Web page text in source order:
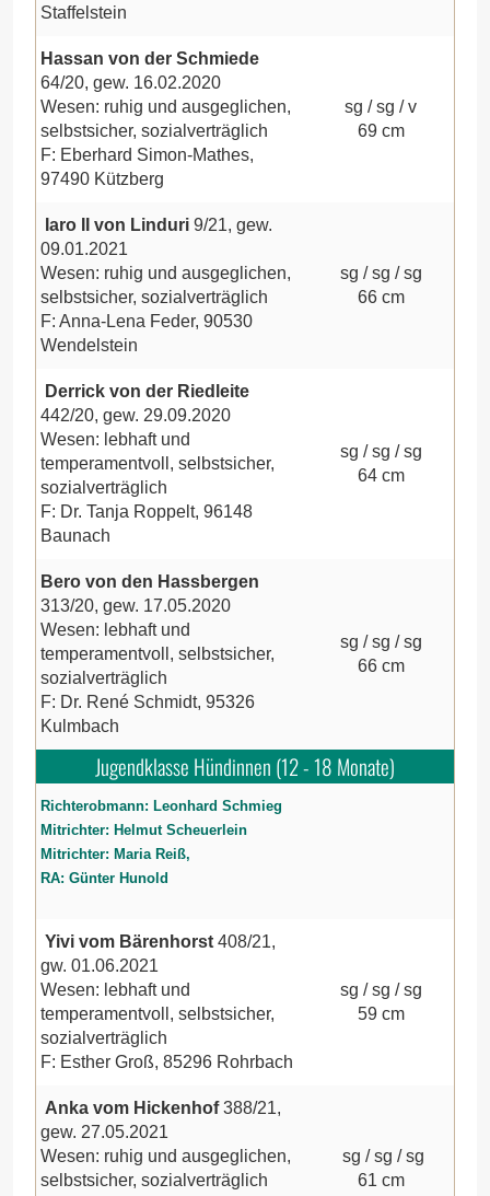
Staffelstein
Hassan von der Schmiede
64/20, gew. 16.02.2020
Wesen: ruhig und ausgeglichen,
selbstsicher, sozialverträglich
F: Eberhard Simon-Mathes,
97490 Kützberg
sg / sg / v
69 cm
Iaro II von Linduri 9/21, gew.
09.01.2021
Wesen: ruhig und ausgeglichen,
selbstsicher, sozialverträglich
F: Anna-Lena Feder, 90530
Wendelstein
sg / sg / sg
66 cm
Derrick von der Riedleite
442/20, gew. 29.09.2020
Wesen: lebhaft und
temperamentvoll, selbstsicher,
sozialverträglich
F: Dr. Tanja Roppelt, 96148
Baunach
sg / sg / sg
64 cm
Bero von den Hassbergen
313/20, gew. 17.05.2020
Wesen: lebhaft und
temperamentvoll, selbstsicher,
sozialverträglich
F: Dr. René Schmidt, 95326
Kulmbach
sg / sg / sg
66 cm
Jugendklasse Hündinnen (12 - 18 Monate)
Richterobmann: Leonhard Schmieg
Mitrichter: Helmut Scheuerlein
Mitrichter: Maria Reiß,
RA: Günter Hunold
Yivi vom Bärenhorst 408/21,
gw. 01.06.2021
Wesen: lebhaft und
temperamentvoll, selbstsicher,
sozialverträglich
F: Esther Groß, 85296 Rohrbach
sg / sg / sg
59 cm
Anka vom Hickenhof388/21,
gew. 27.05.2021
Wesen: ruhig und ausgeglichen,
selbstsicher, sozialverträglich
sg / sg / sg
61 cm